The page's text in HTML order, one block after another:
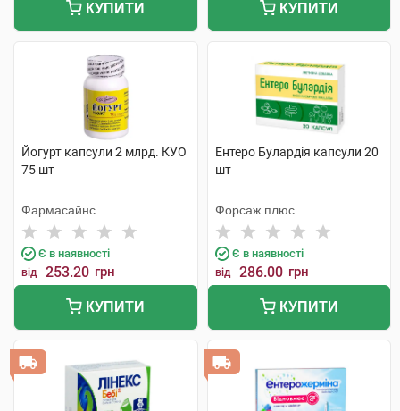
КУПИТИ КУПИТИ
Йогурт капсули 2 млрд. КУО
75 шт
Фармасайнс
Є в наявності
від 253.20 грн
КУПИТИ
Ентеро Булардія капсули 20
шт
Форсаж плюс
Є в наявності
від 286.00 грн
КУПИТИ